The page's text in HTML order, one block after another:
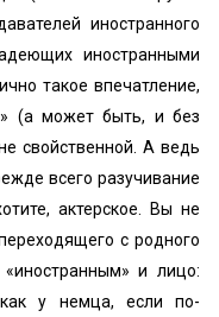
иностранного
иностранными
такое впечатление,
(а может быть, и без
свойственной. А ведь
всего разучивание
актерское. Вы не
с родного
и лицо:
у немца, если по-